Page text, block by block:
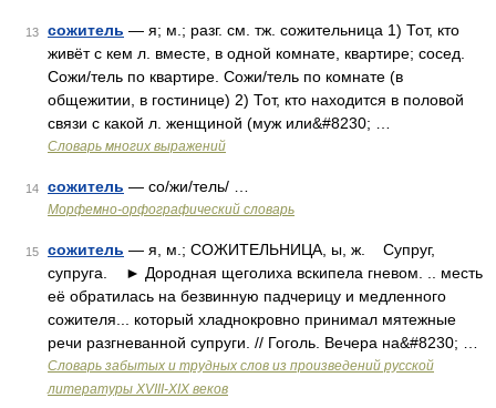
13 сожитель — я; м.; разг. см. тж. сожительница 1) Тот, кто
живёт с кем л. вместе, в одной комнате, квартире; сосед.
Сожи/тель по квартире. Сожи/тель по комнате (в
общежитии, в гостинице) 2) Тот, кто находится в половой
связи с какой л. женщиной (муж или&#8230; …
Словарь многих выражений
14 сожитель — со/жи/тель/ …
Морфемно-орфографический словарь
15 сожитель — я, м.; СОЖИТЕЛЬНИЦА, ы, ж. Супруг,
супруга. ► Дородная щеголиха вскипела гневом. .. месть
её обратилась на безвинную падчерицу и медленного
сожителя... который хладнокровно принимал мятежные
речи разгневанной супруги. // Гоголь. Вечера на&#8230; …
Словарь забытых и трудных слов из произведений русской
литературы ХVIII-ХIХ веков